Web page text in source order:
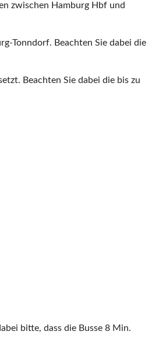
zwischen Hamburg Hbf und
Tonndorf. Beachten Sie dabei die
Beachten Sie dabei die bis zu
bitte, dass die Busse 8 Min.